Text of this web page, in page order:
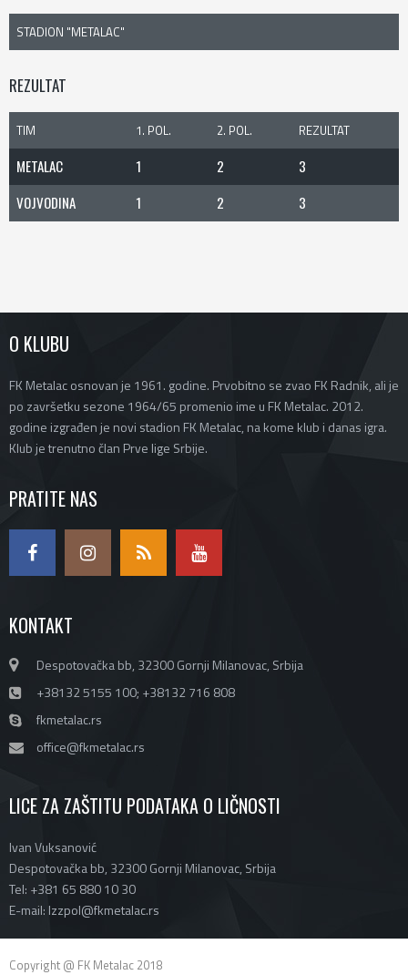
STADION "METALAC"
REZULTAT
TIM 1. POL. 2. POL. REZULTAT
METALAC 1 2
3
VOJVODINA
1 2 3
O KLUBU
FK Metalac osnovan je 1961. godine. Prvobitno se zvao FK Radnik, ali je
po završetku sezone 1964/65 promenio ime u FK Metalac. 2012.
godine izgrađen je novi stadion FK Metalac, na kome klub i danas igra.
Klub je trenutno član Prve lige Srbije.
PRATITE NAS
KONTAKT
Despotovačka bb, 32300 Gornji Milanovac, Srbija
+38132 5155 100; +38132 716 808
fkmetalac.rs
office@fkmetalac.rs
LICE ZA ZAŠTITU PODATAKA O LIČNOSTI
Ivan Vuksanović
Despotovačka bb, 32300 Gornji Milanovac, Srbija
Tel: +381 65 880 10 30
E-mail: lzzpol@fkmetalac.rs
Copyright @ FK Metalac 2018